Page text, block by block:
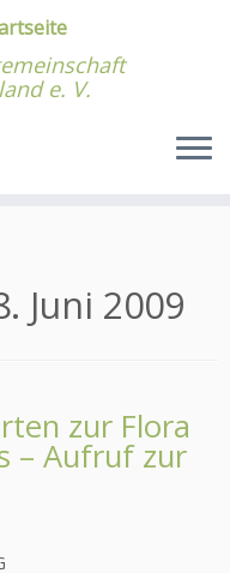
e. V.
Juni 2009
zur Flora
– Aufruf zur